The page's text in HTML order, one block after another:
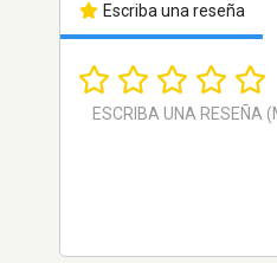
Escriba una reseña